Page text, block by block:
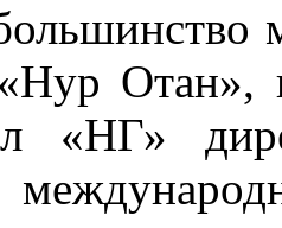
Отан»,
«НГ»